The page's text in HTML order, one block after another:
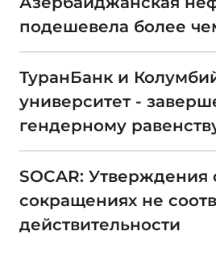
подешевела более
ТуранБанк и
университет -
гендерному
SOCAR: Утверждения
сокращениях не
действительности